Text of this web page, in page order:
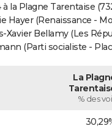
la Plagne Tarentaise
Hayer (Renaissance -
Xavier Bellamy (Les
(Parti socialiste -
La
% des